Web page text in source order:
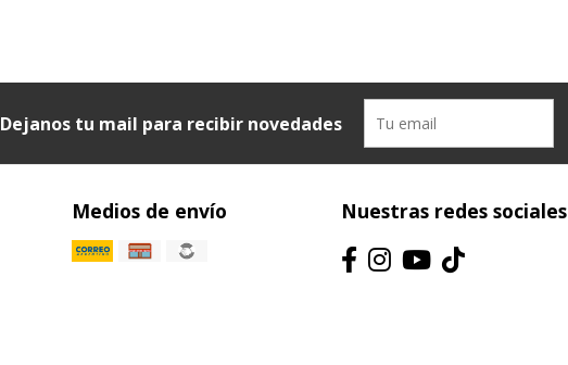
Dejanos tu mail para recibir novedades
Medios de envío Nuestras redes sociales